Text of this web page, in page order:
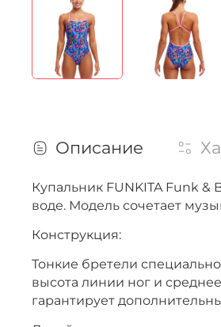
Описание
Купальник FUNKITA Funk
воде. Модель сочетает
Конструкция:
Тонкие бретели
высота линии ног и
гарантирует